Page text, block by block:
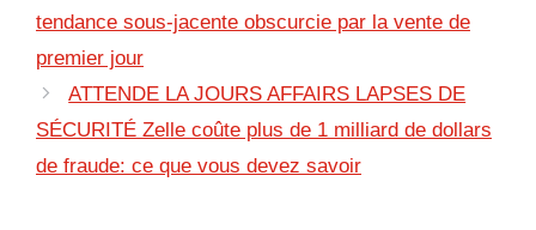
tendance sous-jacente obscurcie par la vente de
premier jour
ATTENDE LA JOURS AFFAIRS LAPSES DE
SÉCURITÉ Zelle coûte plus de 1 milliard de dollars
de fraude: ce que vous devez savoir